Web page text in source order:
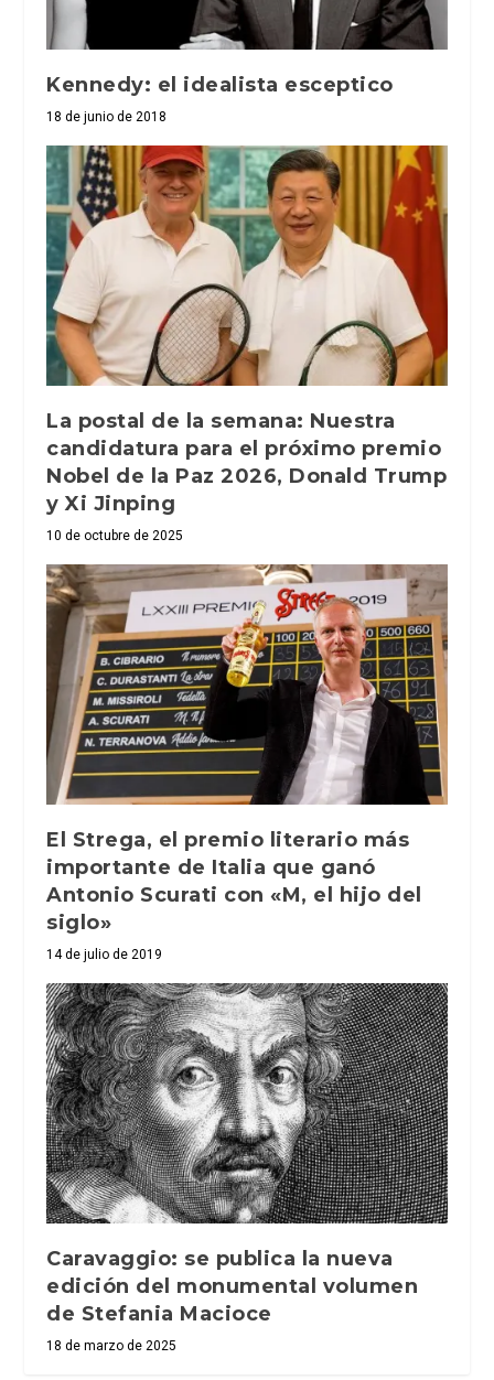
Kennedy: el idealista esceptico
18 de junio de 2018
La postal de la semana: Nuestra
candidatura para el próximo premio
Nobel de la Paz 2026, Donald Trump
y Xi Jinping
10 de octubre de 2025
El Strega, el premio literario más
importante de Italia que ganó
Antonio Scurati con «M, el hijo del
siglo»
14 de julio de 2019
Caravaggio: se publica la nueva
edición del monumental volumen
de Stefania Macioce
18 de marzo de 2025